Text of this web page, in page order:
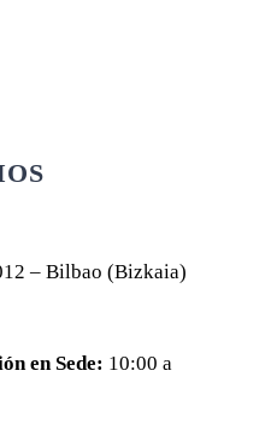
– Bilbao (Bizkaia)
en Sede: 10:00 a